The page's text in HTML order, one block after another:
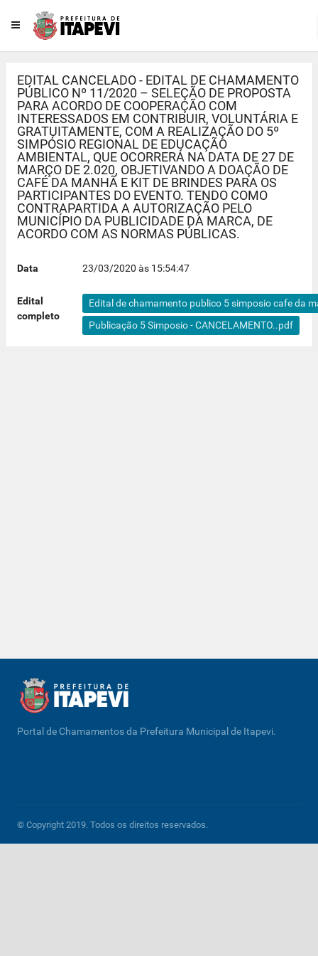
EDITAL CANCELADO - EDITAL DE CHAMAMENTO
PÚBLICO Nº 11/2020 – SELEÇÃO DE PROPOSTA
PARA ACORDO DE COOPERAÇÃO COM
INTERESSADOS EM CONTRIBUIR, VOLUNTÁRIA E
GRATUITAMENTE, COM A REALIZAÇÃO DO 5º
SIMPÓSIO REGIONAL DE EDUCAÇÃO
AMBIENTAL, QUE OCORRERÁ NA DATA DE 27 DE
MARÇO DE 2.020, OBJETIVANDO A DOAÇÃO DE
CAFÉ DA MANHÃ E KIT DE BRINDES PARA OS
PARTICIPANTES DO EVENTO. TENDO COMO
CONTRAPARTIDA A AUTORIZAÇÃO PELO
MUNICÍPIO DA PUBLICIDADE DA MARCA, DE
ACORDO COM AS NORMAS PÚBLICAS.
Data 23/03/2020 às 15:54:47
Edital
completo
Edital de chamamento publico 5 simposio cafe da
Publicação 5 Simposio - CANCELAMENTO..pdf
Portal de Chamamentos da Prefeitura Municipal de Itapevi.
© Copyright 2019. Todos os direitos reservados.